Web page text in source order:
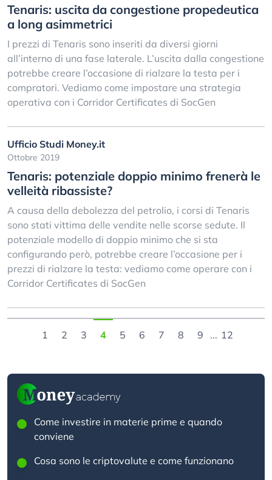
Tenaris: uscita da congestione propedeutica
a long asimmetrici
I prezzi di Tenaris sono inseriti da diversi giorni
all’interno di una fase laterale. L’uscita dalla congestione
potrebbe creare l’occasione di rialzare la testa per i
compratori. Vediamo come impostare una strategia
operativa con i Corridor Certificates di SocGen
Ufficio Studi Money.it
Ottobre 2019
Tenaris: potenziale doppio minimo frenerà le
velleità ribassiste?
A causa della debolezza del petrolio, i corsi di Tenaris
sono stati vittima delle vendite nelle scorse sedute. Il
potenziale modello di doppio minimo che si sta
configurando però, potrebbe creare l’occasione per i
prezzi di rialzare la testa: vediamo come operare con i
Corridor Certificates di SocGen
1 2 3 4 5 6 7 8 9 ... 12
Come investire in materie prime e quando
conviene
Cosa sono le criptovalute e come funzionano